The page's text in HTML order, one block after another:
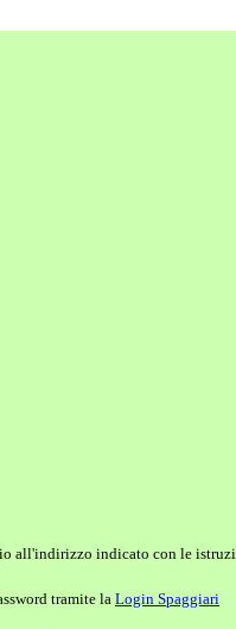
all'indirizzo indicato con le
tramite la Login Spaggiari